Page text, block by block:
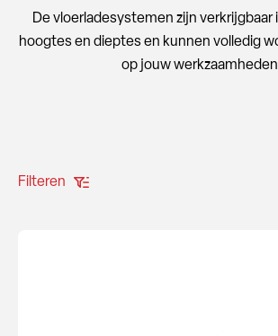
De vloerladesystemen zijn verkrijgbaar
hoogtes en dieptes en kunnen volledig
op jouw
Filteren